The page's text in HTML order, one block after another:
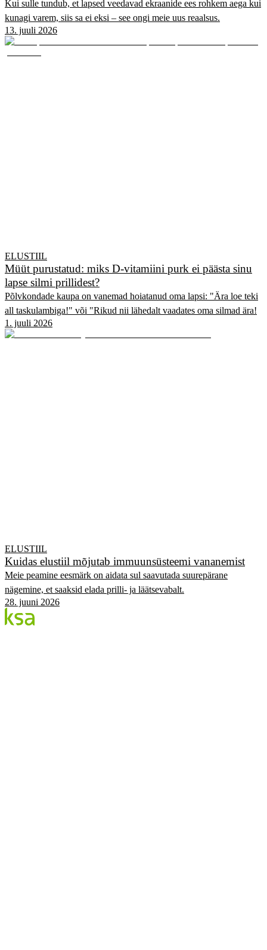
Kui sulle tundub, et lapsed veedavad ekraanide ees rohkem aega kui
kunagi varem, siis sa ei eksi – see ongi meie uus reaalsus.
13. juuli 2026
ELUSTIIL
Müüt purustatud: miks D-vitamiini purk ei päästa sinu
lapse silmi prillidest?
Põlvkondade kaupa on vanemad hoiatanud oma lapsi: "Ära loe teki
all taskulambiga!" või "Rikud nii lähedalt vaadates oma silmad ära!
1. juuli 2026
ELUSTIIL
Kuidas elustiil mõjutab immuunsüsteemi vananemist
Meie peamine eesmärk on aidata sul saavutada suurepärane
nägemine, et saaksid elada prilli- ja läätsevabalt.
28. juuni 2026